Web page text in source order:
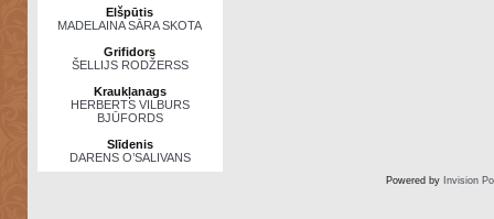
Elšpūtis
MADELAINA SĀRA SKOTA
Grifidors
ŠELLIJS RODŽERSS
Kraukļanags
HERBERTS VILBURS
BJŪFORDS
Slīdenis
DARENS O’SALIVANS
Powered by Invision